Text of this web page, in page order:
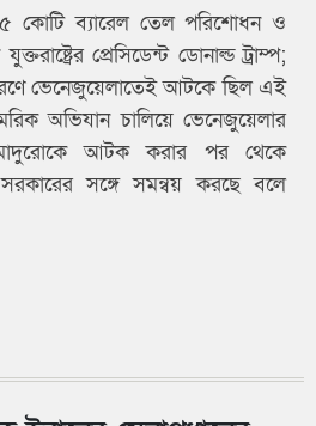
৫ কোটি ব্যারেল তেল পরিশোধন ও
প্রেসিডেন্ট ডোনাল্ড ট্রাম্প;
ভেনেজুয়েলাতেই আটকে ছিল এই
অভিযান চালিয়ে ভেনেজুয়েলার
মাদুরোকে আটক করার পর থেকে
সঙ্গে সমন্বয় করছে বলে